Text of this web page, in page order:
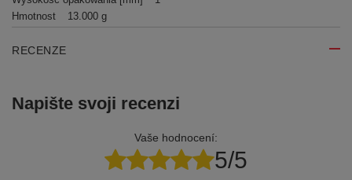
Hmotnost
13.000 g
RECENZE
Napište svoji recenzi
Vaše hodnocení:
5/5